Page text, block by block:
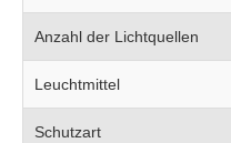
Anzahl der Lichtquellen
Leuchtmittel
Schutzart